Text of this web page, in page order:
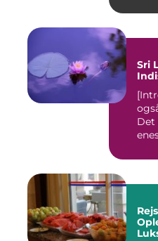
Sri
Det